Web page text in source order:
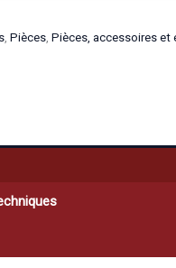
,Pièces,Pièces, accessoires et